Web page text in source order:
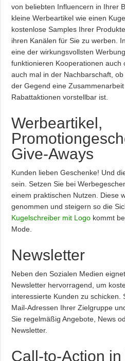
von beliebten Influencern in Ihrer
kleine Werbeartikel wie einen
kostenlose Samples Ihrer
ihren Kanälen für Sie zu werben.
eine der wirkungsvollsten
funktionieren Kooperationen auch
auch mal in der Nachbarschaft,
der Gegend eine
Rabattaktionen vorstellbar ist.
Werbeartikel,
Give-Aways
Kunden lieben Geschenke! Und
sein. Setzen Sie bei
einem praktischen Nutzen. Diese
genommen und steigern so die
Kugelschreiber mit Logo kommt
Mode.
Newsletter
Neben den Sozialen Medien
Newsletter hervorragend, um
interessierte Kunden zu schicken.
Mail-Adressen Ihrer Zielgruppe
Sie regelmäßig Angebote, News
Newsletter.
Call-to-Action in